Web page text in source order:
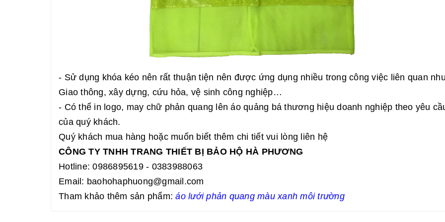
- Sử dụng khóa kéo nên rất thuận tiện nên được ứng dụng nhiều trong công việc liên quan
Giao thông, xây dựng, cứu hỏa, vệ sinh công nghiệp…
- Có thể in logo, may chữ phản quang lên áo quảng bá thương hiệu doanh nghiệp theo yêu
của quý khách.
Quý khách mua hàng hoặc muốn biết thêm chi tiết vui lòng liên hệ
CÔNG TY TNHH TRANG THIẾT BỊ BẢO HỘ HÀ PHƯƠNG
Hotline: 0986895619 - 0383988063
Email: baohohaphuong@gmail.com
Tham khảo thêm sản phẩm:áo lưới phản quang màu xanh môi trường